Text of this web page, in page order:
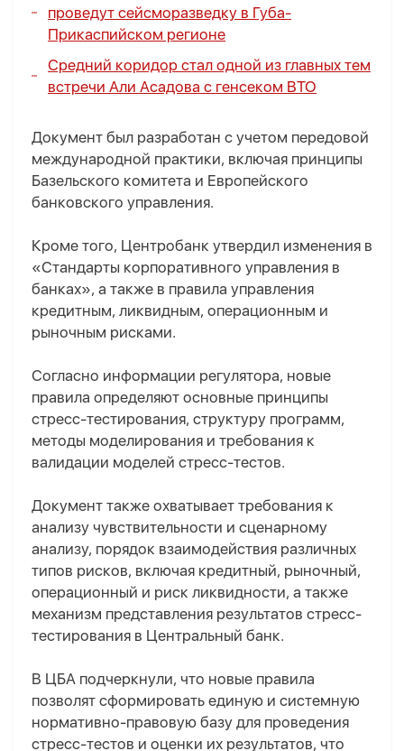
проведут сейсморазведку в Губа-
Прикаспийском регионе
Средний коридор стал одной из главных тем
встречи Али Асадова с генсеком ВТО
Документ был разработан с учетом передовой
международной практики, включая принципы
Базельского комитета и Европейского
банковского управления.
Кроме того, Центробанк утвердил изменения в
«Стандарты корпоративного управления в
банках», а также в правила управления
кредитным, ликвидным, операционным и
рыночным рисками.
Согласно информации регулятора, новые
правила определяют основные принципы
стресс-тестирования, структуру программ,
методы моделирования и требования к
валидации моделей стресс-тестов.
Документ также охватывает требования к
анализу чувствительности и сценарному
анализу, порядок взаимодействия различных
типов рисков, включая кредитный, рыночный,
операционный и риск ликвидности, а также
механизм представления результатов стресс-
тестирования в Центральный банк.
В ЦБА подчеркнули, что новые правила
позволят сформировать единую и системную
нормативно-правовую базу для проведения
стресс-тестов и оценки их результатов, что